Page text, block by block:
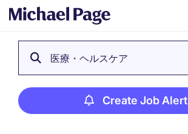
医療・ヘルスケア
Create Job Alert